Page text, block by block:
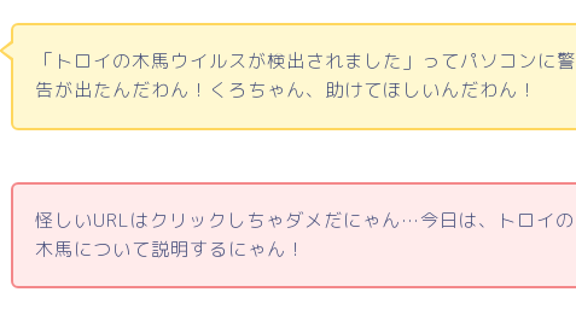
「トロイの木馬ウイルスが検出されました」ってパソコンに警
告が出たんだわん！くろちゃん、助けてほしいんだわん！
怪しいURLはクリックしちゃダメだにゃん…今日は、トロイの
木馬について説明するにゃん！